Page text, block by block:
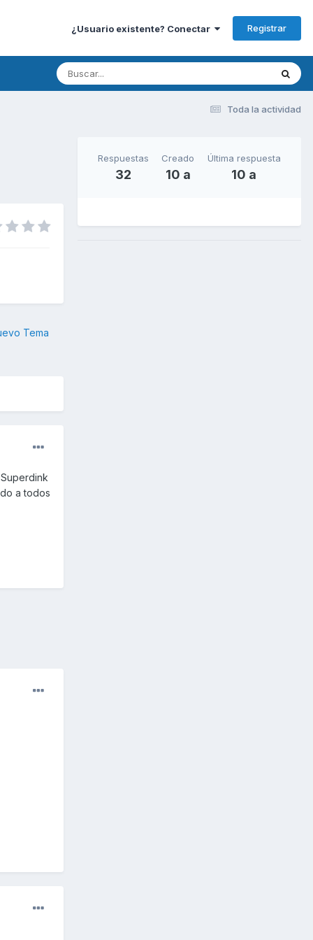
¿Usuario existente? Conectar Registrar
Toda la actividad
Tema
a todos
Respuestas
32
Creado
10 a
Última respuesta
10 a